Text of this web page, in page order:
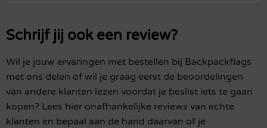
Schrijf jij ook een review?
Wil je jouw ervaringen met bestellen bij Backpackflags
met ons delen of wil je graag eerst de beoordelingen
van andere klanten lezen voordat je beslist iets te gaan
kopen? Lees hier onafhankelijke reviews van echte
klanten en bepaal aan de hand daarvan of je